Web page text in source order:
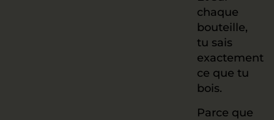
chaque
bouteille,
tu sais
exactement
ce que tu
bois.
Parce que